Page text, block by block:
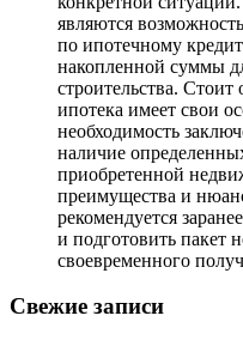
являются
по ипотечному
накопленной суммы
строительства. Стоит
ипотека имеет свои
необходимость
наличие
приобретенной
преимущества и
рекомендуется
и подготовить пакет
своевременного
Свежие записи